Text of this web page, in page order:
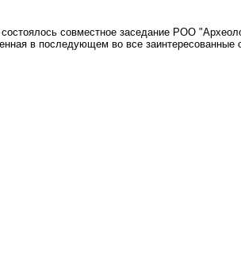
совместное заседание РОО
в последующем во все заинтересованные